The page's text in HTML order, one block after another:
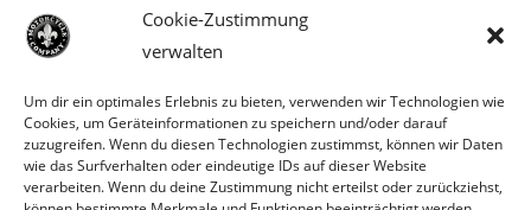
Cookie-Zustimmung
verwalten
Um dir ein optimales Erlebnis zu bieten, verwenden wir Technologien wie
Cookies, um Geräteinformationen zu speichern und/oder darauf
zuzugreifen. Wenn du diesen Technologien zustimmst, können wir Daten
wie das Surfverhalten oder eindeutige IDs auf dieser Website
verarbeiten. Wenn du deine Zustimmung nicht erteilst oder zurückziehst,